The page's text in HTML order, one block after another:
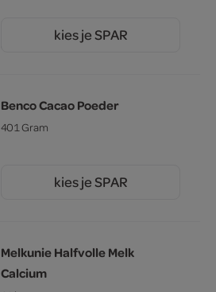
kies je SPAR
Benco Cacao Poeder
401 Gram
kies je SPAR
Melkunie Halfvolle Melk
Calcium